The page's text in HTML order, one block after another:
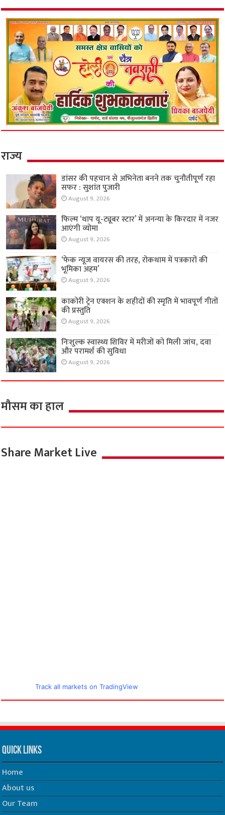
राज्य
डांसर की पहचान से अभिनेता बनने तक चुनौतीपूर्ण रहा
सफर : सुशांत पुजारी
August 9, 2026
फिल्म ‘थाप यू-ट्यूबर स्टार’ में अनन्या के किरदार में नजर
आएंगी व्योमा
August 9, 2026
‘फेक न्यूज वायरस की तरह, रोकथाम में पत्रकारों की
भूमिका अहम’
August 9, 2026
काकोरी ट्रेन एक्शन के शहीदों की स्मृति में भावपूर्ण गीतों
की प्रस्तुति
August 9, 2026
निःशुल्क स्वास्थ्य शिविर में मरीजों को मिली जांच, दवा
और परामर्श की सुविधा
August 9, 2026
मौसम का हाल
Share Market Live
Track all markets on TradingView
Quick Links
Home
About us
Our Team